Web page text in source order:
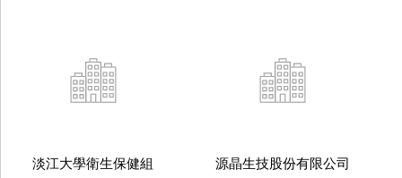
淡江大學衛生保健組 源晶生技股份有限公司